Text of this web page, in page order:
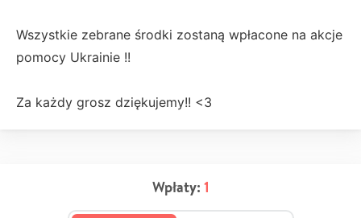
Wszystkie zebrane środki zostaną wpłacone na akcje
pomocy Ukrainie !!
Za każdy grosz dziękujemy!! <3
Wpłaty: 1